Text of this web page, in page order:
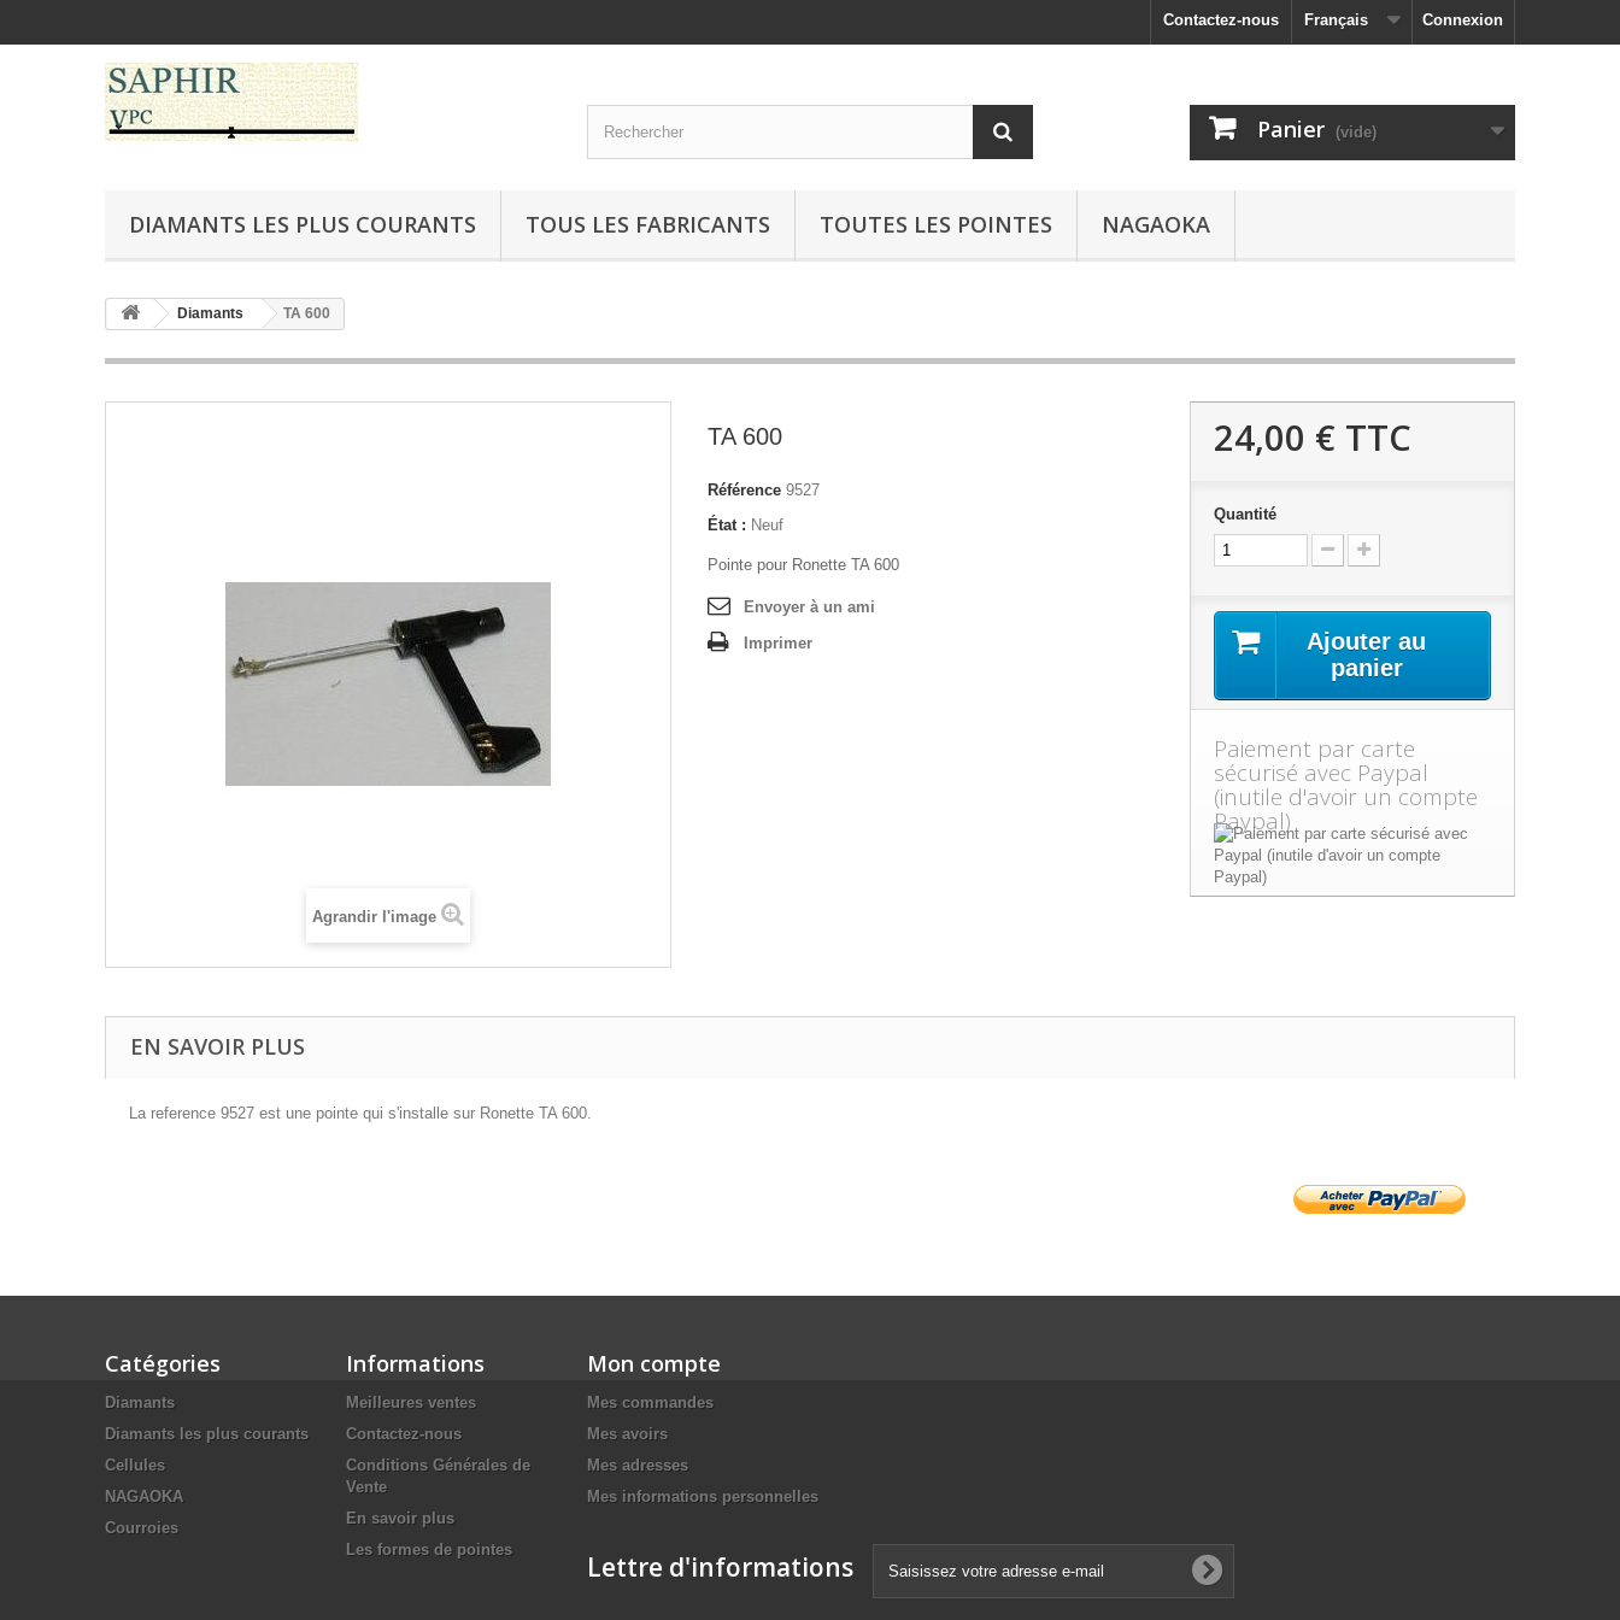
Connexion
Français
Contactez-nous
Panier (vide)
DIAMANTS LES PLUS COURANTS TOUS LES FABRICANTS TOUTES LES POINTES NAGAOKA
Diamants TA 600
Agrandir l'image
TA 600
Référence 9527
État : Neuf
Pointe pour Ronette TA 600
Envoyer à un ami
Imprimer
24,00 € TTC
Quantité
Ajouter au
panier
Paiement par carte
sécurisé avec Paypal
(inutile d'avoir un compte
Paypal)
EN SAVOIR PLUS
La reference 9527 est une pointe qui s'installe sur Ronette TA 600.
Catégories
Diamants
Diamants les plus courants
Cellules
NAGAOKA
Courroies
Informations
Meilleures ventes
Contactez-nous
Conditions Générales de
Vente
En savoir plus
Les formes de pointes
Mon compte
Mes commandes
Mes avoirs
Mes adresses
Mes informations personnelles
Lettre d'informations